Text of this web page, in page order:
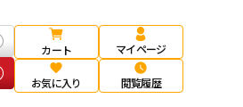
カート マイページ
お気に入り 閲覧履歴